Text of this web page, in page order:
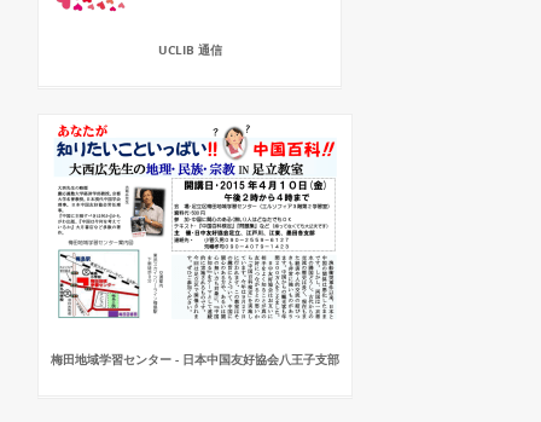
UCLIB 通信
梅田地域学習センター - 日本中国友好協会八王子支部